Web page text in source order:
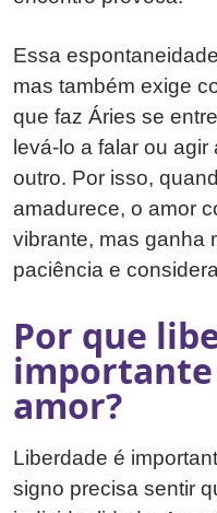
Essa
mas também exige
que faz Áries se
levá-lo a falar ou
outro. Por isso,
amadurece, o amor
vibrante, mas ganha
paciência e
Por que
importante
amor?
Liberdade é
signo precisa sentir